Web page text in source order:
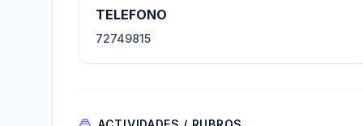
TELEFONO
72749815